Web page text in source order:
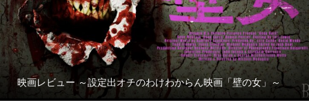
映画レビュー ～設定出オチのわけわからん映画「壁の女」～